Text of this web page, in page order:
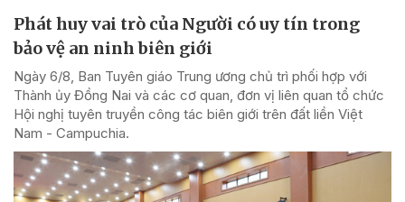
Phát huy vai trò của Người có uy tín trong
bảo vệ an ninh biên giới
Ngày 6/8, Ban Tuyên giáo Trung ương chủ trì phối hợp với
Thành ủy Đồng Nai và các cơ quan, đơn vị liên quan tổ chức
Hội nghị tuyên truyền công tác biên giới trên đất liền Việt
Nam - Campuchia.